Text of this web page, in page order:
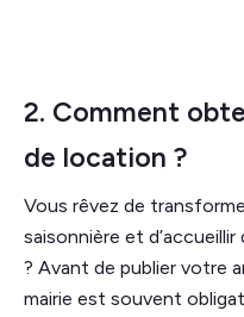
2. Comment
de location ?
Vous rêvez de
saisonnière et
? Avant de publier votre
mairie est souvent